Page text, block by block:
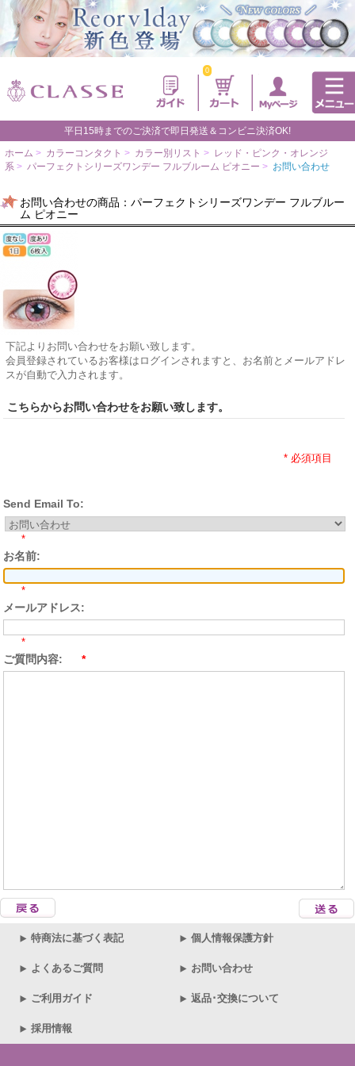
0
平日15時までのご決済で即日発送＆コンビニ決済OK!
ホーム > カラーコンタクト > カラー別リスト > レッド・ピンク・オレンジ
系 > パーフェクトシリーズワンデー フルブルーム ピオニー > お問い合わせ
お問い合わせの商品：パーフェクトシリーズワンデー フルブルー
ム ピオニー
下記よりお問い合わせをお願い致します。
会員登録されているお客様はログインされますと、お名前とメールアドレ
スが自動で入力されます。
こちらからお問い合わせをお願い致します。
* 必須項目
Send Email To:
*
お名前:
*
メールアドレス:
*
ご質問内容: *
特商法に基づく表記 個人情報保護方針
よくあるご質問 お問い合わせ
ご利用ガイド 返品･交換について
採用情報